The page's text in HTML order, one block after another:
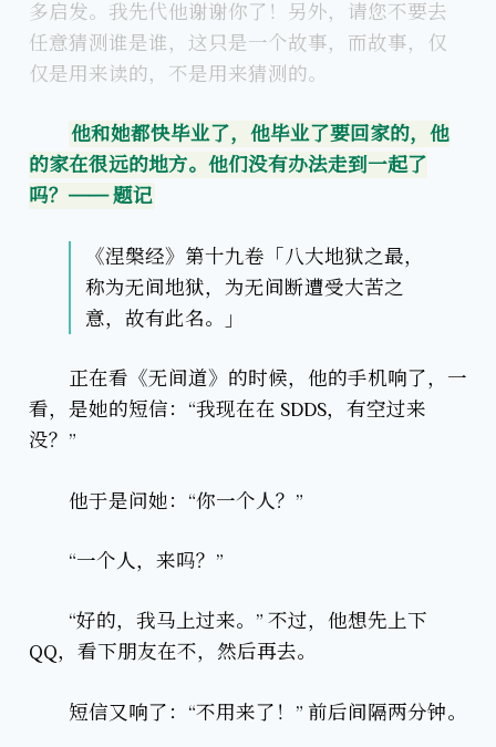
多启发。我先代他谢谢你了！另外，请您不要去
任意猜测谁是谁，这只是一个故事，而故事，仅
仅是用来读的，不是用来猜测的。
他和她都快毕业了，他毕业了要回家的，他
的家在很远的地方。他们没有办法走到一起了
吗？—— 题记
《涅槃经》第十九卷「八大地狱之最，
称为无间地狱，为无间断遭受大苦之
意，故有此名。」
正在看《无间道》的时候，他的手机响了，一
看，是她的短信：“我现在在 SDDS，有空过来
没？”
他于是问她：“你一个人？”
“一个人，来吗？”
“好的，我马上过来。” 不过，他想先上下
QQ，看下朋友在不，然后再去。
短信又响了：“不用来了！” 前后间隔两分钟。